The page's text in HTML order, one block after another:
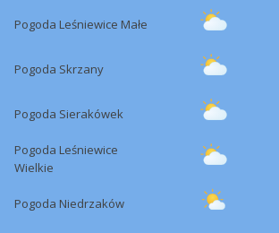
Pogoda Leśniewice Małe
Pogoda Skrzany
Pogoda Sierakówek
Pogoda Leśniewice
Wielkie
Pogoda Niedrzaków